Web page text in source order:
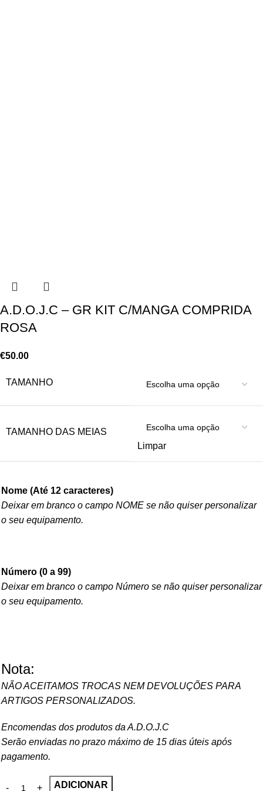
A.D.O.J.C – GR KIT C/MANGA COMPRIDA
ROSA
€50.00
TAMANHO
TAMANHO DAS MEIAS
Limpar
Nome (Até 12 caracteres)
Deixar em branco o campo NOME se não quiser personalizar
o seu equipamento.
Número (0 a 99)
Deixar em branco o campo Número se não quiser personalizar
o seu equipamento.
Nota:
NÃO ACEITAMOS TROCAS NEM DEVOLUÇÕES PARA
ARTIGOS PERSONALIZADOS.
Encomendas dos produtos da A.D.O.J.C
Serão enviadas no prazo máximo de 15 dias úteis após
pagamento.
ADICIONAR